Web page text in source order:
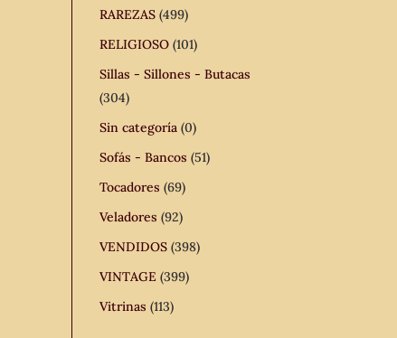
RAREZAS (499)
RELIGIOSO (101)
Sillas - Sillones - Butacas
(304)
Sin categoría (0)
Sofás - Bancos (51)
Tocadores (69)
Veladores (92)
VENDIDOS (398)
VINTAGE (399)
Vitrinas (113)